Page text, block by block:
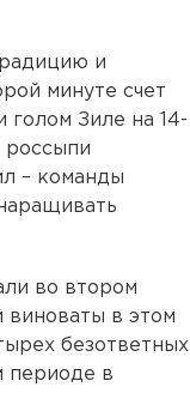
и
минуте счет
голом Зиле на 14-
россыпи
– команды
во втором
виноваты в этом
безответных
периоде в